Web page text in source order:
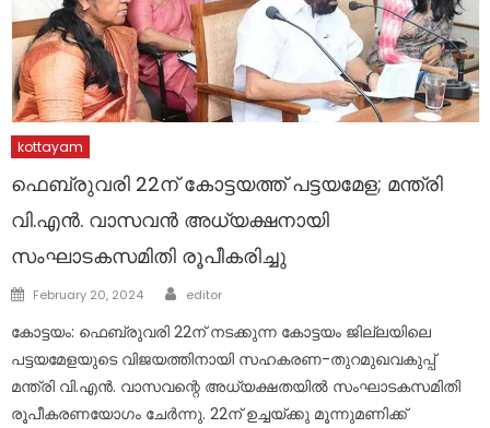
kottayam
ഫെബ്രുവരി 22ന് കോട്ടയത്ത് പട്ടയമേള; മന്ത്രി
വി.എൻ. വാസവൻ അധ്യക്ഷനായി
സംഘാടകസമിതി രൂപീകരിച്ചു
Posted
February 20, 2024 Author
editor
കോട്ടയം: ഫെബ്രുവരി 22ന് നടക്കുന്ന കോട്ടയം ജില്ലയിലെ
പട്ടയമേളയുടെ വിജയത്തിനായി സഹകരണ-തുറമുഖവകുപ്പ്
മന്ത്രി വി.എൻ. വാസവന്റെ അധ്യക്ഷതയിൽ സംഘാടകസമിതി
രൂപീകരണയോഗം ചേർന്നു. 22ന് ഉച്ചയ്ക്കു മൂന്നുമണിക്ക്